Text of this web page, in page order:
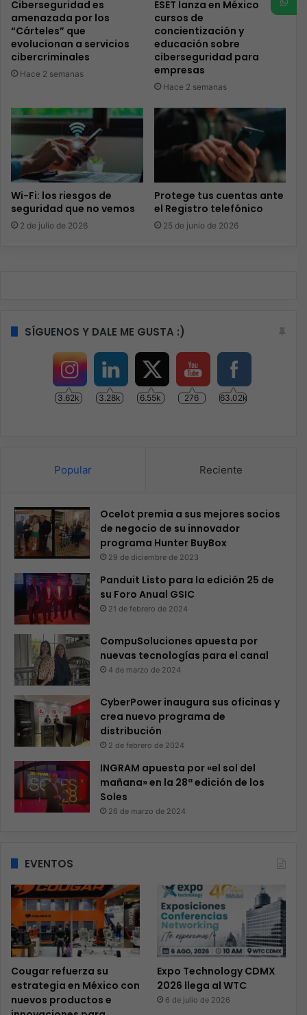
Ciberseguridad es
amenazada por los
“Cárteles” que
evolucionan a servicios
cibercriminales
Hace 2 semanas
ESET lanza en México
cursos de
concientización y
educación sobre
ciberseguridad para
empresas
Hace 2 semanas
Wi-Fi: los riesgos de
seguridad que no vemos
2 de julio de 2026
Protege tus cuentas ante
el Registro telefónico
25 de junio de 2026
SÍGUENOS Y DALE ME GUSTA :)
3.62k 3.28k 6.55k 276 63.02k
Popular Reciente
Ocelot premia a sus mejores socios
de negocio de su innovador
programa Hunter BuyBox
29 de diciembre de 2023
Panduit Listo para la edición 25 de
su Foro Anual GSIC
21 de febrero de 2024
CompuSoluciones apuesta por
nuevas tecnologías para el canal
4 de marzo de 2024
CyberPower inaugura sus oficinas y
crea nuevo programa de
distribución
2 de febrero de 2024
INGRAM apuesta por «el sol del
mañana» en la 28ª edición de los
Soles
26 de marzo de 2024
EVENTOS
Cougar refuerza su
estrategia en México con
nuevos productos e
Expo Technology CDMX
2026 llega al WTC
6 de julio de 2026